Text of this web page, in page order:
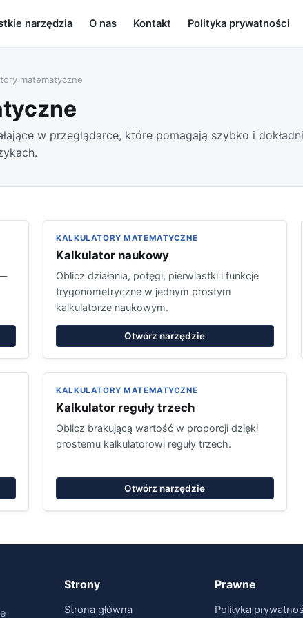
narzędzia O nas Kontakt Polityka prywatności
matematyczne
w przeglądarce, które pomagają szybko i
KALKULATORY MATEMATYCZNE
Kalkulator naukowy
Oblicz działania, potęgi, pierwiastki i funkcje
trygonometryczne w jednym prostym
kalkulatorze naukowym.
Otwórz narzędzie
KALKULATORY MATEMATYCZNE
Kalkulator reguły trzech
Oblicz brakującą wartość w proporcji dzięki
prostemu kalkulatorowi reguły trzech.
Otwórz narzędzie
Strony
Strona główna
Prawne
Polityka